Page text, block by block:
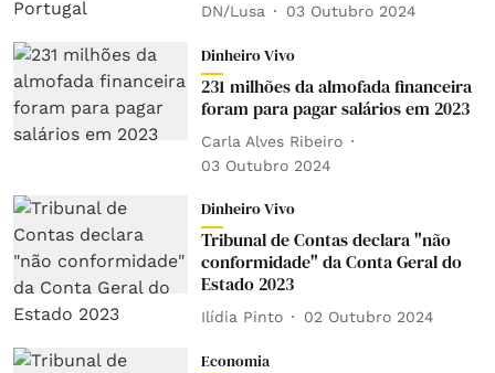
DN/Lusa 03 Outubro 2024
Dinheiro Vivo
231 milhões da almofada financeira
foram para pagar salários em 2023
Carla Alves Ribeiro
03 Outubro 2024
Dinheiro Vivo
Tribunal de Contas declara "não
conformidade" da Conta Geral do
Estado 2023
Ilídia Pinto 02 Outubro 2024
Economia